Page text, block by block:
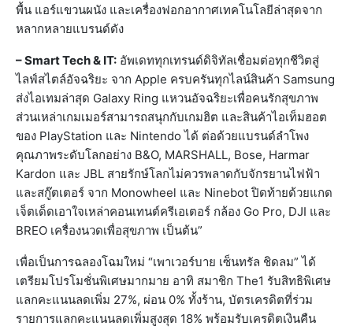
พื้น แอร์แขวนผนัง และเครื่องฟอกอากาศเทคโนโลยีล่าสุดจาก
หลากหลายแบรนด์ดัง
– Smart Tech & IT: อัพเดททุกเทรนด์ดิจิทัลเชื่อมต่อทุกชีวิตสู่
ไลฟ์สไตล์อัจฉริยะ จาก Apple ครบครันทุกไลน์สินค้า Samsung
ส่งไอเทมล่าสุด Galaxy Ring แหวนอัจฉริยะเพื่อคนรักสุขภาพ
ส่วนเหล่าเกมเมอร์สามารถสนุกกับเกมฮิต และสินค้าไอเท็มฮอต
ของ PlayStation และ Nintendo ได้ ต่อด้วยแบรนด์ลำโพง
คุณภาพระดับโลกอย่าง B&O, MARSHALL, Bose, Harmar
Kardon และ JBL สายรักษ์โลกไม่ควรพลาดกับจักรยานไฟฟ้า
และสกู๊ตเตอร์ จาก Monowheel และ Ninebot ปิดท้ายด้วยแกด
เจ็ตเด็ดเอาใจเหล่าคอนเทนต์ครีเอเตอร์ กล้อง Go Pro, DJI และ
BREO เครื่องนวดเพื่อสุขภาพ เป็นต้น”
เพื่อเป็นการฉลองโฉมใหม่ “เพาเวอร์บาย เซ็นทรัล ชิดลม” ได้
เตรียมโปรโมชั่นพิเศษมากมาย อาทิ สมาชิก The1 รับสิทธิพิเศษ
แลกคะแนนลดเพิ่ม 27%, ผ่อน 0% ทั้งร้าน, บัตรเครดิตที่ร่วม
รายการแลกคะแนนลดเพิ่มสูงสุด 18% พร้อมรับเครดิตเงินคืน